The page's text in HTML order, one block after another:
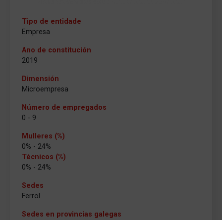
Tipo de entidade
Empresa
Ano de constitución
2019
Dimensión
Microempresa
Número de empregados
0 - 9
Mulleres (%)
0% - 24%
Técnicos (%)
0% - 24%
Sedes
Ferrol
Sedes en provincias galegas